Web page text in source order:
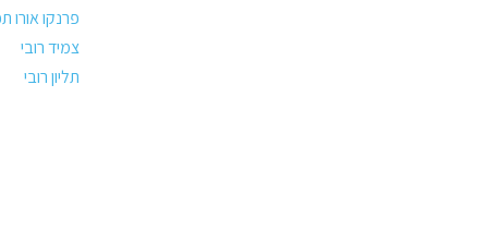
פרנקו אורו
צמיד רובי
תליון רובי